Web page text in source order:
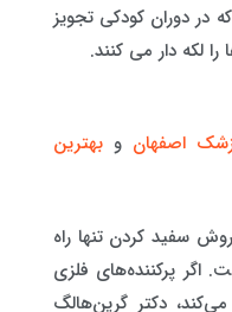
در دوران کودکی تجویز
لکه دار می کنند.
اصفهان و بهترین
سفید کردن تنها راه
اگر پرکننده‌های فلزی
دکتر گرین‌هالگ